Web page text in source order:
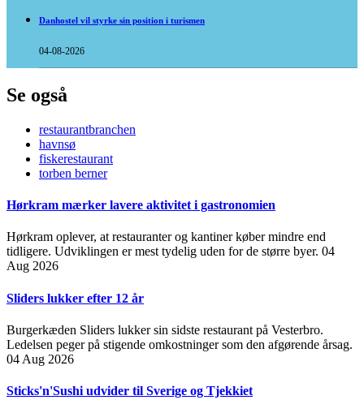
Danhostel vil styrke sin position i turismen
04-08-2026
Se også
restaurantbranchen
havnsø
fiskerestaurant
torben berner
Hørkram mærker lavere aktivitet i gastronomien
Hørkram oplever, at restauranter og kantiner køber mindre end
tidligere. Udviklingen er mest tydelig uden for de større byer. 04
Aug 2026
Sliders lukker efter 12 år
Burgerkæden Sliders lukker sin sidste restaurant på Vesterbro.
Ledelsen peger på stigende omkostninger som den afgørende årsag.
04 Aug 2026
Sticks'n'Sushi udvider til Sverige og Tjekkiet